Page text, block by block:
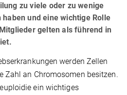
zu viele oder zu wenige
und eine wichtige Rolle
gelten als führend in
werden Zellen
Zahl an Chromosomen besitzen.
ein wichtiges